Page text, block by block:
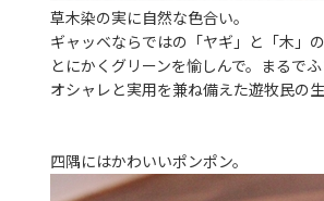
草木染の実に自然な色合い。
ギャッベならではの「ヤギ」と「木」
とにかくグリーンを愉しんで。まるで
オシャレと実用を兼ね備えた遊牧民の
四隅にはかわいいポンポン。